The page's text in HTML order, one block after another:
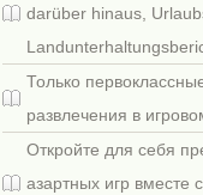
darüber hinaus,
Только
развлечения в
Откройте для себя
азартных игр вместе